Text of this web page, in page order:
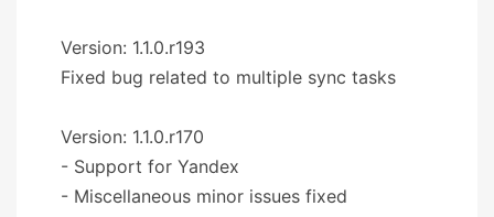
Version: 1.1.0.r193
Fixed bug related to multiple sync tasks
Version: 1.1.0.r170
- Support for Yandex
- Miscellaneous minor issues fixed